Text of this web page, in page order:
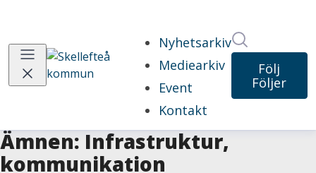
Nyhetsarkiv
Mediearkiv
Event
Kontakt
Följ
Följer
Ämnen: Infrastruktur,
kommunikation